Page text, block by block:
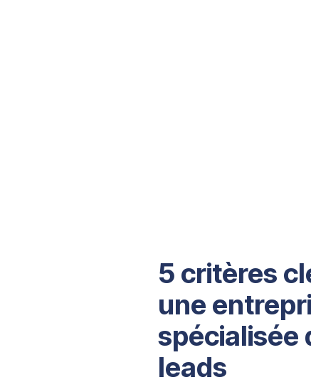
5 critères
une
spécialisée
leads